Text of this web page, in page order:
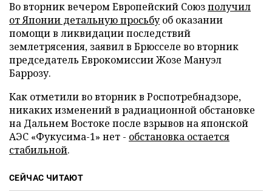
Во вторник вечером Европейский Союзполучил
от Японии детальную просьбуоб оказании
помощи в ликвидации последствий
землетрясения, заявил в Брюсселе во вторник
председатель Еврокомиссии Жозе Мануэл
Баррозу.
Как отметили во вторник в Роспотребнадзоре,
никаких изменений в радиационной обстановке
на Дальнем Востоке после взрывов на японской
АЭС «Фукусима-1» нет - обстановка остается
стабильной.
СЕЙЧАС ЧИТАЮТ